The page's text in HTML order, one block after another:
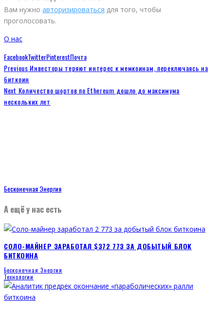
Вам нужно авторизироваться для того, чтобы
проголосовать.
О нас
FacebookTwitterPinterestПочта
Previous Инвесторы теряют интерес к мемкоинам, переключаясь на
биткоин
Next Количество шортов по Ethereum дошло до максимума
нескольких лет
Бесконечная Энергия
А ещё у нас есть
СОЛО-МАЙНЕР ЗАРАБОТАЛ $372 773 ЗА ДОБЫТЫЙ БЛОК
БИТКОИНА
Бесконечная Энергия
Технологии